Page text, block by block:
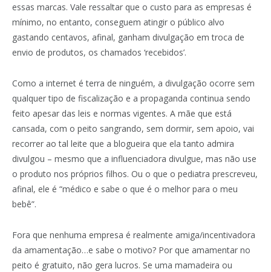
essas marcas. Vale ressaltar que o custo para as empresas é
mínimo, no entanto, conseguem atingir o público alvo
gastando centavos, afinal, ganham divulgação em troca de
envio de produtos, os chamados ‘recebidos’.
Como a internet é terra de ninguém, a divulgação ocorre sem
qualquer tipo de fiscalização e a propaganda continua sendo
feito apesar das leis e normas vigentes. A mãe que está
cansada, com o peito sangrando, sem dormir, sem apoio, vai
recorrer ao tal leite que a blogueira que ela tanto admira
divulgou – mesmo que a influenciadora divulgue, mas não use
o produto nos próprios filhos. Ou o que o pediatra prescreveu,
afinal, ele é “médico e sabe o que é o melhor para o meu
bebê”.
Fora que nenhuma empresa é realmente amiga/incentivadora
da amamentação…e sabe o motivo? Por que amamentar no
peito é gratuito, não gera lucros. Se uma mamadeira ou